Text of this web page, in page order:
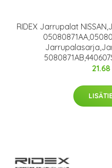
RIDEX Jarrupalat